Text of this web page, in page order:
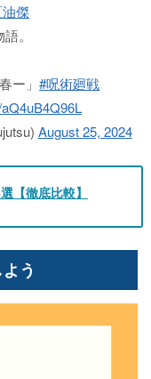
傑
。
ー」 #呪術廻戦
August 25, 2024
【徹底比較】
う